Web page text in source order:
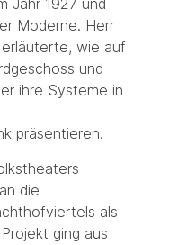
Jahr 1927 und
Moderne. Herr
wie auf
und
ihre Systeme in
präsentieren.
die
als
ging aus